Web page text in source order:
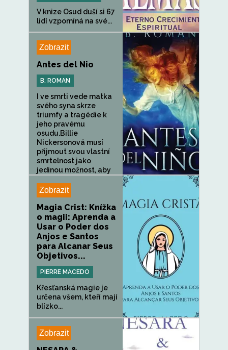
V knize Osud duší si 67
lidí vzpomíná na své...
Zobrazit
Antes del Nio
B. ROMAN
I ve smrti vede matka
svého syna skrze
triumfy a tragédie k
jeho pravému
osudu.Billie
Nickersonová musí
přijmout svou vlastní
smrtelnost jako
jedinou možnost, aby
Zobrazit
Magia Crist: Knížka
o magii: Aprenda a
Usar o Poder dos
Anjos e Santos
para Alcanar Seus
Objetivos...
PIERRE MACEDO
Křesťanská magie je
určena všem, kteří mají
blízko...
Zobrazit